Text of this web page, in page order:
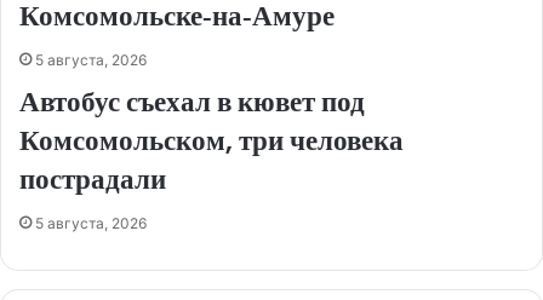
Комсомольске‑на‑Амуре
5 августа, 2026
Автобус съехал в кювет под
Комсомольском, три человека
пострадали
5 августа, 2026